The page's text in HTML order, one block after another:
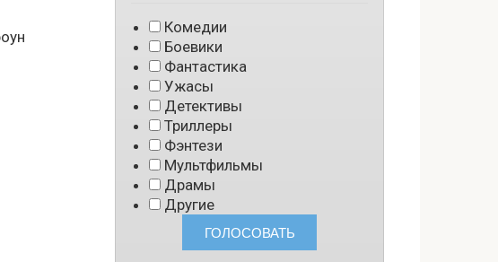
Комедии
Боевики
Фантастика
Ужасы
Детективы
Триллеры
Фэнтези
Мультфильмы
Драмы
Другие